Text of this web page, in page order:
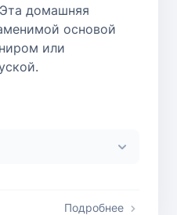
домашняя
основой
или
Подробнее